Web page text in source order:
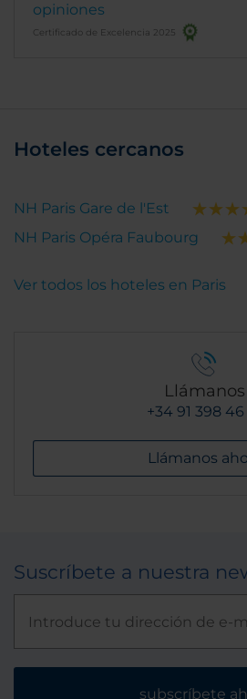
opiniones
Certificado de Excelencia 2025
Hoteles cercanos
NH Paris Gare de l'Est
NH Paris Opéra Faubourg
Ver todos los hoteles en Paris
Llámanos
+34 91 398 46
Llámanos
Suscríbete a nuestra
subscríbete